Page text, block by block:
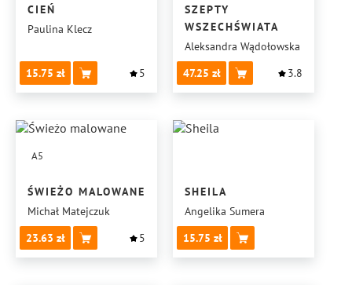
CIEŃ
Paulina Klecz
15.75 5
SZEPTY
WSZECHŚWIATA
Aleksandra Wądołowska
47.25
3.8
A5
ŚWIEŻO MALOWANE
Michał Matejczuk
23.63
5
SHEILA
Angelika Sumera
15.75